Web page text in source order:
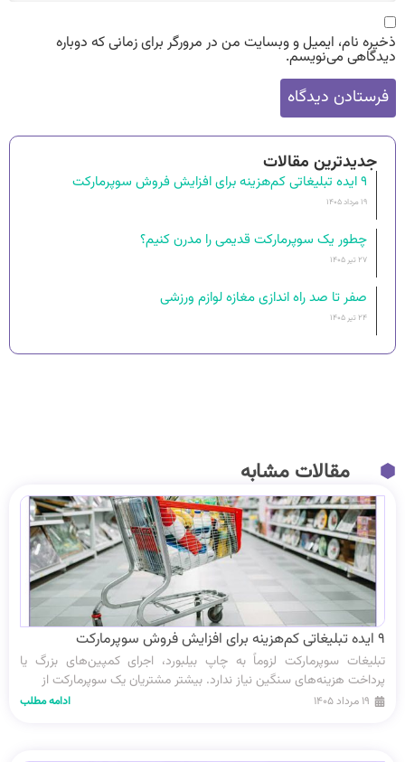
ذخیره نام، ایمیل و وبسایت من در مرورگر برای زمانی که دوباره
دیدگاهی می‌نویسم.
جدیدترین مقالات
۹ ایده تبلیغاتی کم‌هزینه برای افزایش فروش سوپرمارکت
۱۹ مرداد ۱۴۰۵
چطور یک سوپرمارکت قدیمی را مدرن کنیم؟
۲۷ تیر ۱۴۰۵
صفر تا صد راه اندازی مغازه لوازم ورزشی
۲۴ تیر ۱۴۰۵
مقالات مشابه
۹ ایده تبلیغاتی کم‌هزینه برای افزایش فروش سوپرمارکت
تبلیغات سوپرمارکت لزوماً به چاپ بیلبورد، اجرای کمپین‌های بزرگ یا
پرداخت هزینه‌های سنگین نیاز ندارد. بیشتر مشتریان یک سوپرمارکت از
۱۹ مرداد ۱۴۰۵ ادامه مطلب